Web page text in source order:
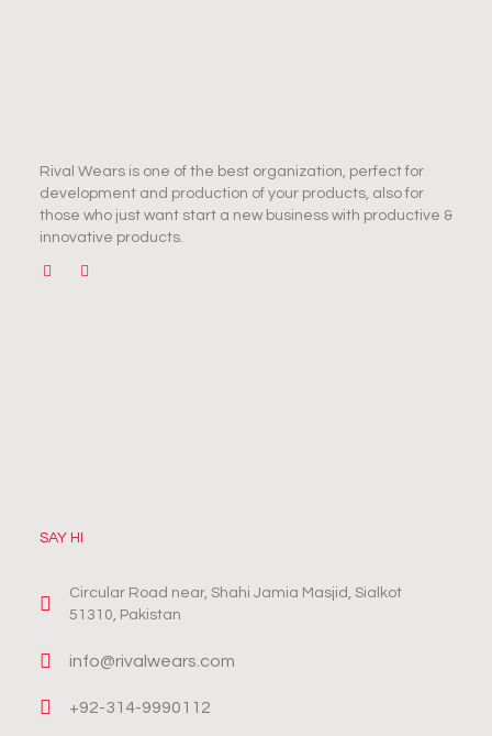
Rival Wears is one of the best organization, perfect for
development and production of your products, also for
those who just want start a new business with productive &
innovative products.
SAY HI
Circular Road near, Shahi Jamia Masjid, Sialkot
51310, Pakistan
info@rivalwears.com
+92-314-9990112